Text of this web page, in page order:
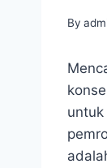
By